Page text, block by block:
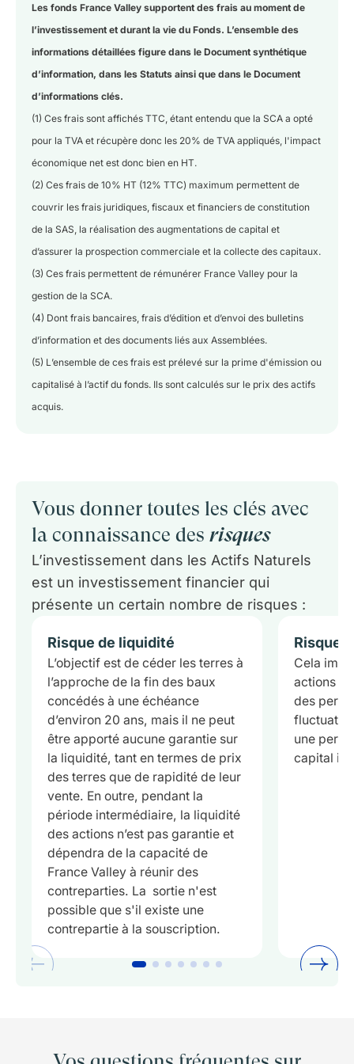
Les fonds France Valley supportent des frais au moment de
l’investissement et durant la vie du Fonds. L’ensemble des
informations détaillées figure dans le Document synthétique
d’information, dans les Statuts ainsi que dans le Document
d’informations clés.
(1) Ces frais sont affichés TTC, étant entendu que la SCA a opté
pour la TVA et récupère donc les 20% de TVA appliqués, l'impact
économique net est donc bien en HT.
(2) Ces frais de 10% HT (12% TTC) maximum permettent de
couvrir les frais juridiques, fiscaux et financiers de constitution
de la SAS, la réalisation des augmentations de capital et
d’assurer la prospection commerciale et la collecte des capitaux.
(3) Ces frais permettent de rémunérer France Valley pour la
gestion de la SCA.
(4) Dont frais bancaires, frais d’édition et d’envoi des bulletins
d’information et des documents liés aux Assemblées.
(5) L’ensemble de ces frais est prélevé sur la prime d'émission ou
capitalisé à l’actif du fonds. Ils sont calculés sur le prix des actifs
acquis.
Vous donner toutes les clés avec
la connaissance des risques
L’investissement dans les Actifs Naturels
est un investissement financier qui
présente un certain nombre de risques :
Risque de liquidité
L’objectif est de céder les terres à
l’approche de la fin des baux
concédés à une échéance
d’environ 20 ans, mais il ne peut
être apporté aucune garantie sur
la liquidité, tant en termes de prix
des terres que de rapidité de leur
vente. En outre, pendant la
période intermédiaire, la liquidité
des actions n’est pas garantie et
dépendra de la capacité de
France Valley à réunir des
contreparties. La sortie n'est
possible que s'il existe une
contrepartie à la souscription.
Risque
Cela
actions
des
une perte
capital